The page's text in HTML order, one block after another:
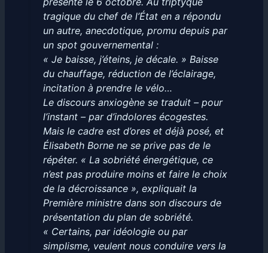
tragique du chef de l’État en a répondu
un autre, anecdotique, promu depuis par
un spot gouvernemental :
« Je baisse, j’éteins, je décale. » Baisse
du chauffage, réduction de l’éclairage,
incitation à prendre le vélo…
Le discours anxiogène se traduit – pour
l’instant – par d’indolores écogestes.
Mais le cadre est d’ores et déjà posé, et
Élisabeth Borne ne se prive pas de le
répéter. « La sobriété énergétique, ce
n’est pas produire moins et faire le choix
de la décroissance », expliquait la
Première ministre dans son discours de
présentation du plan de sobriété.
« Certains, par idéologie ou par
simplisme, veulent nous conduire vers la